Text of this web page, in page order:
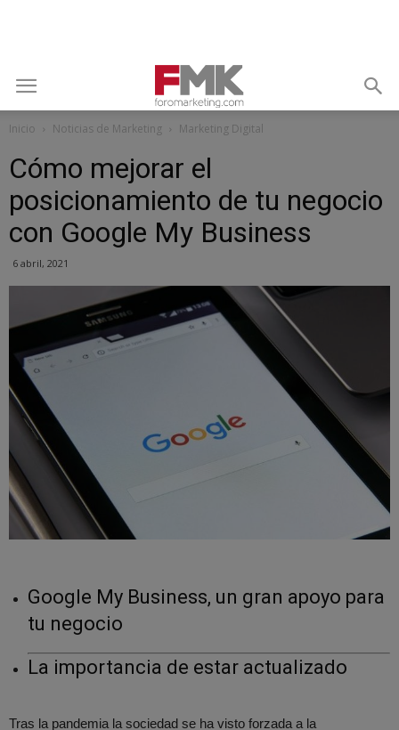
Inicio Noticias de Marketing Marketing Digital
Cómo mejorar el
posicionamiento de tu negocio
con Google My Business
6 abril, 2021
Google My Business, un gran apoyo para
tu negocio
La importancia de estar actualizado
Tras la pandemia la sociedad se ha visto forzada a la